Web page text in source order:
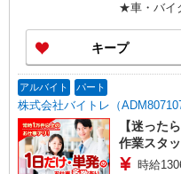
★車・バイ
キープ
アルバイト パート
株式会社バイトレ（ADM807107
【迷った
作業スタ
時給